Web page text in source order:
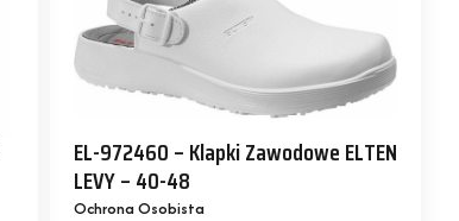
EL-972460 – Klapki Zawodowe ELTEN
LEVY – 40-48
Ochrona Osobista